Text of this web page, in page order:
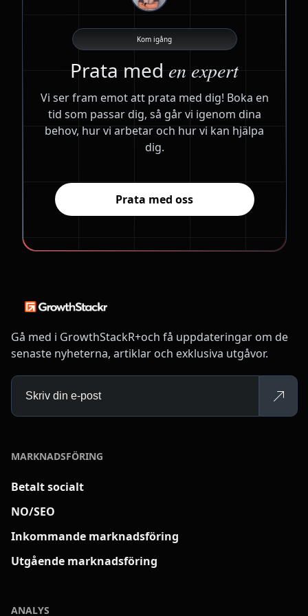
hur man kan dra nytta av rapporterna, något som ofta
förståelse för hur man får insikter från data, vilket
hjälper oss att optimera webbplatsen för ökad
Här är länken till kursen:
https://www.growthstackr.io/utbildningar/digital-
analys-kurs
Vänliga hälsningar,
[ Ditt namn ]
Kom igång
Prata med en expert
Vi ser fram emot att prata med dig! Boka en
tid som passar dig, så går vi igenom dina
behov, hur vi arbetar och hur vi kan hjälpa
dig.
Prata med oss
Gå med i GrowthStackR+och få uppdateringar om de
senaste nyheterna, artiklar och exklusiva utgåvor.
MARKNADSFÖRING
Betalt socialt
NO/SEO
Inkommande marknadsföring
Utgående marknadsföring
ANALYS